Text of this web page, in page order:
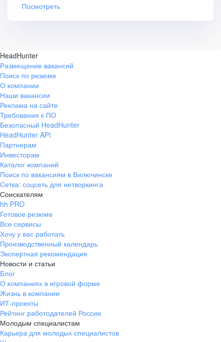
Посмотреть
HeadHunter
Размещение вакансий
Поиск по резюме
О компании
Наши вакансии
Реклама на сайте
Требования к ПО
Безопасный HeadHunter
HeadHunter API
Партнерам
Инвесторам
Каталог компаний
Поиск по вакансиям в Вилючинске
Сетка: соцсеть для нетворкинга
Соискателям
hh PRO
Готовое резюме
Все сервисы
Хочу у вас работать
Производственный календарь
Экспертная рекомендация
Новости и статьи
Блог
О компаниях в игровой форме
Жизнь в компании
ИТ-проекты
Рейтинг работодателей России
Молодым специалистам
Карьера для молодых специалистов